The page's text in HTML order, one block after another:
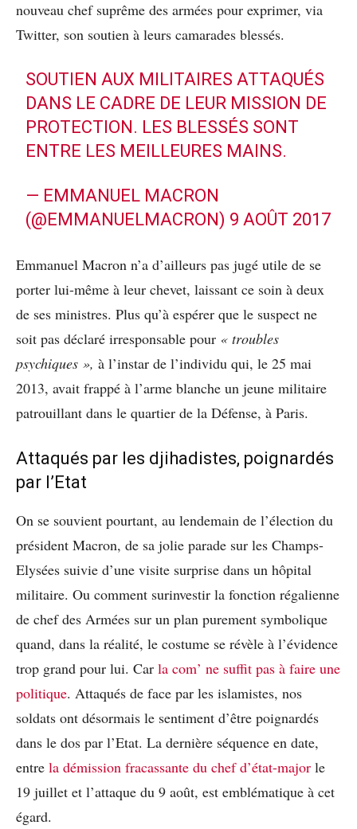
nouveau chef suprême des armées pour exprimer, via
Twitter, son soutien à leurs camarades blessés.
SOUTIEN AUX MILITAIRES ATTAQUÉS
DANS LE CADRE DE LEUR MISSION DE
PROTECTION. LES BLESSÉS SONT
ENTRE LES MEILLEURES MAINS.
— EMMANUEL MACRON
(@EMMANUELMACRON) 9 AOÛT 2017
Emmanuel Macron n’a d’ailleurs pas jugé utile de se
porter lui-même à leur chevet, laissant ce soin à deux
de ses ministres. Plus qu’à espérer que le suspect ne
soit pas déclaré irresponsable pour « troubles
psychiques », à l’instar de l’individu qui, le 25 mai
2013, avait frappé à l’arme blanche un jeune militaire
patrouillant dans le quartier de la Défense, à Paris.
Attaqués par les djihadistes, poignardés
par l’Etat
On se souvient pourtant, au lendemain de l’élection du
président Macron, de sa jolie parade sur les Champs-
Elysées suivie d’une visite surprise dans un hôpital
militaire. Ou comment surinvestir la fonction régalienne
de chef des Armées sur un plan purement symbolique
quand, dans la réalité, le costume se révèle à l’évidence
trop grand pour lui. Car la com’ ne suffit pas à faire une
politique. Attaqués de face par les islamistes, nos
soldats ont désormais le sentiment d’être poignardés
dans le dos par l’Etat. La dernière séquence en date,
entre la démission fracassante du chef d’état-major le
19 juillet et l’attaque du 9 août, est emblématique à cet
égard.